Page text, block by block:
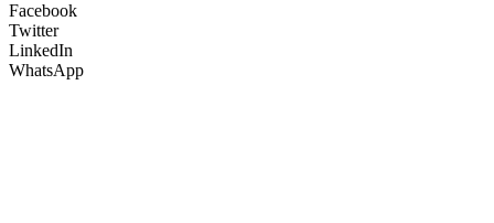
Facebook
Twitter
LinkedIn
WhatsApp